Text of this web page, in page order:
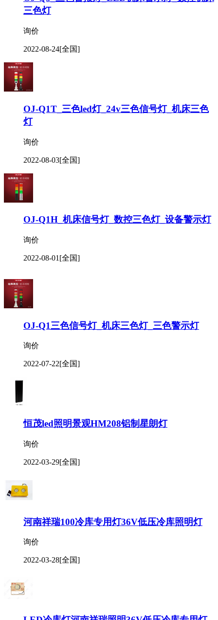
三色灯
询价
2022-08-24[全国]
OJ-Q1T_三色led灯_24v三色信号灯_机床三色
灯
询价
2022-08-03[全国]
OJ-Q1H_机床信号灯_数控三色灯_设备警示灯
询价
2022-08-01 [全国]
OJ-Q1三色信号灯_机床三色灯_三色警示灯
询价
2022-07-22[全国]
恒茂led照明景观HM208铝制星朗灯
询价
2022-03-29[全国]
河南祥瑞100冷库专用灯36V低压冷库照明灯
询价
2022-03-28[全国]